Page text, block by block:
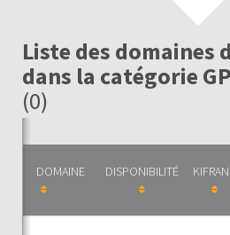
Liste des domaines
dans la catégorie
(0)
DOMAINE DISPONIBILITÉ